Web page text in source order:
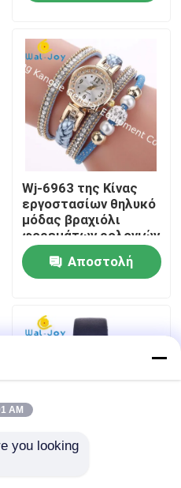
Wj-6963 της Κίνας
εργοστασίων θηλυκό
μόδας βραχιόλι
φορεμάτων ρολογιών
φτηνό γοητευτικό
πανκ κυρία Watch
Soft Fabric Girl
Αποστολή
AM
you looking